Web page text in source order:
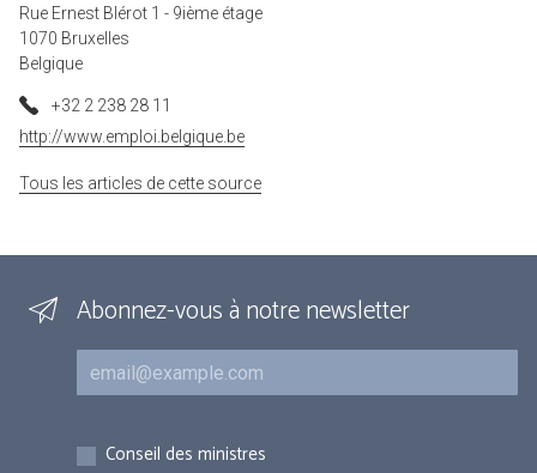
Rue Ernest Blérot 1 - 9ième étage
1070 Bruxelles
Belgique
+32 2 238 28 11
http://www.emploi.belgique.be
Tous les articles de cette source
Abonnez-vous à notre newsletter
Courriel
Inscriptions
Conseil des ministres